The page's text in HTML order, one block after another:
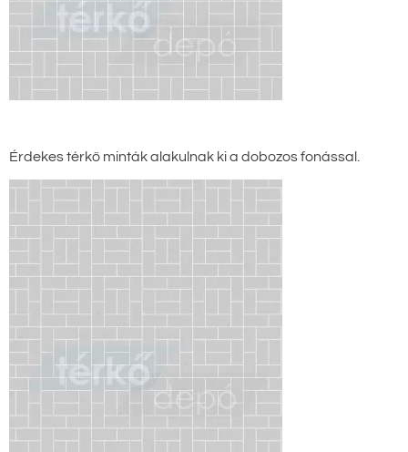
Érdekes térkő minták alakulnak ki a dobozos fonással.